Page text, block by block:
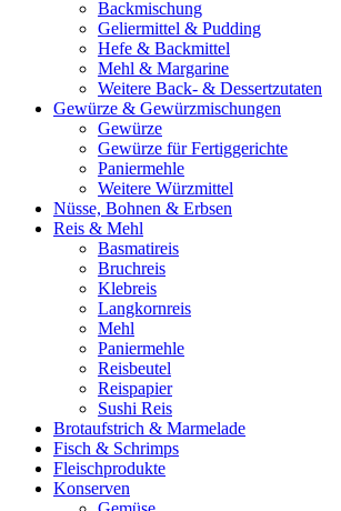
Backmischung
Geliermittel & Pudding
Hefe & Backmittel
Mehl & Margarine
Weitere Back- & Dessertzutaten
Gewürze & Gewürzmischungen
Gewürze
Gewürze für Fertiggerichte
Paniermehle
Weitere Würzmittel
Nüsse, Bohnen & Erbsen
Reis & Mehl
Basmatireis
Bruchreis
Klebreis
Langkornreis
Mehl
Paniermehle
Reisbeutel
Reispapier
Sushi Reis
Brotaufstrich & Marmelade
Fisch & Schrimps
Fleischprodukte
Konserven